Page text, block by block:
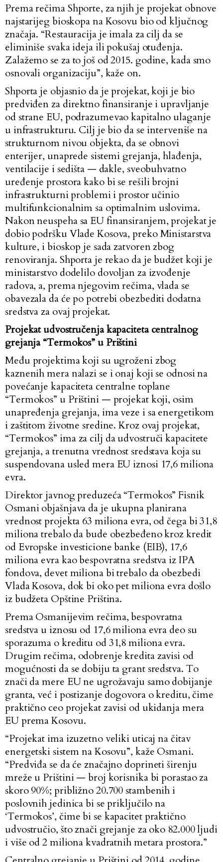
Prema rečima Shporte, za njih je projekat obnove
najstarijeg bioskopa na Kosovu bio od ključnog
značaja. “Restauracija je imala za cilj da se
eliminiše svaka ideja ili pokušaj otuđenja.
Zalažemo se za to još od 2015. godine, kada smo
osnovali organizaciju”, kaže on.
Shporta je objasnio da je projekat, koji je bio
predviđen za direktno finansiranje i upravljanje
od strane EU, podrazumevao kapitalno ulaganje
u infrastrukturu. Cilj je bio da se interveniše na
strukturnom nivou objekta, da se obnovi
enterijer, unaprede sistemi grejanja, hlađenja,
ventilacije i sedišta — dakle, sveobuhvatno
uređenje prostora kako bi se rešili brojni
infrastrukturni problemi i prostor učinio
multifunkcionalnim sa optimalnim uslovima.
Nakon neuspeha sa EU finansiranjem, projekat je
dobio podršku Vlade Kosova, preko Ministarstva
kulture, i bioskop je sada zatvoren zbog
renoviranja. Shporta je rekao da je budžet koji je
ministarstvo dodelilo dovoljan za izvođenje
radova, a, prema njegovim rečima, vlada se
obavezala da će po potrebi obezbediti dodatna
sredstva za ovaj projekat.
Projekat udvostručenja kapaciteta centralnog
grejanja “Termokos” u Prištini
Među projektima koji su ugroženi zbog
kaznenih mera nalazi se i onaj koji se odnosi na
povećanje kapaciteta centralne toplane
“Termokos” u Prištini — projekat koji, osim
unapređenja grejanja, ima veze i sa energetikom
i zaštitom životne sredine. Kroz ovaj projekat,
“Termokos” ima za cilj da udvostruči kapacitete
grejanja, a trenutna vrednost sredstava koja su
suspendovana usled mera EU iznosi 17,6 miliona
evra.
Direktor javnog preduzeća “Termokos” Fisnik
Osmani objašnjava da je ukupna planirana
vrednost projekta 63 miliona evra, od čega bi 31,8
miliona trebalo da bude obezbeđeno kroz kredit
od Evropske investicione banke (EIB), 17,6
miliona evra kao bespovratna sredstva iz IPA
fondova, devet miliona bi trebalo da obezbedi
Vlada Kosova, dok bi oko pet miliona evra došlo
iz budžeta Opštine Priština.
Prema Osmanijevim rečima, bespovratna
sredstva u iznosu od 17,6 miliona evra deo su
sporazuma o kreditu od 31,8 miliona evra.
Drugim rečima, odobrenje kredita zavisi od
mogućnosti da se dobiju ta grant sredstva. To
znači da mere EU ne ugrožavaju samo dobijanje
granta, već i postizanje dogovora o kreditu, čime
praktično ceo projekat zavisi od ukidanja mera
EU prema Kosovu.
“Projekat ima izuzetno veliki uticaj na čitav
energetski sistem na Kosovu”, kaže Osmani.
“Predviđa se da će značajno doprineti širenju
mreže u Prištini — broj korisnika bi porastao za
skoro 90%; približno 20.700 stambenih i
poslovnih jedinica bi se priključilo na
‘Termokos’, čime bi se kapacitet praktično
udvostručio, što znači grejanje za oko 82.000 ljudi
i više od 2 miliona kvadratnih metara prostora.”